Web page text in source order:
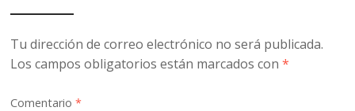
Tu dirección de correo electrónico no será publicada.
Los campos obligatorios están marcados con*
Comentario*